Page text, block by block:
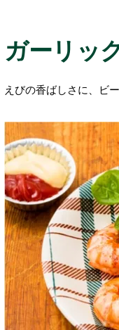
ガーリッ
えびの香ばしさに、ビ